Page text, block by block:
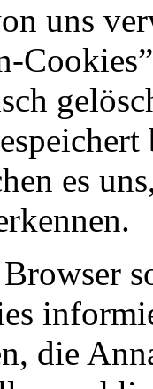
uns
es
die